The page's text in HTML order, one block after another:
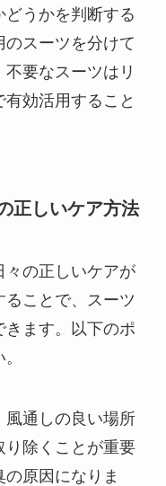
うかを判断する
スーツを分けて
要なスーツはリ
効活用すること
正しいケア方法
々の正しいケアが
ことで、スーツ
ます。以下のポ
風通しの良い場所
り除くことが重要
原因になりま